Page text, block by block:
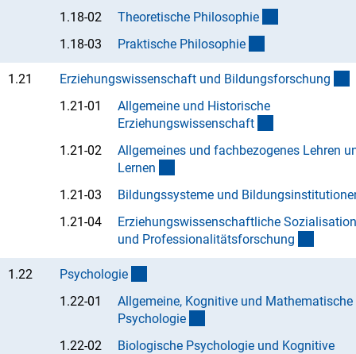
1.18-02
Theoretische Philosophie
1.18-03
Praktische Philosophie
1.21 Erziehungswissenschaft und Bildungsforschung
1.21-01
Allgemeine und Historische
Erziehungswissenschaft
1.21-02
Allgemeines und fachbezogenes Lehren
Lernen
1.21-03
Bildungssysteme und Bildungsinstitutione
1.21-04
Erziehungswissenschaftliche
und Professionalitätsforschung
1.22 Psychologie
1.22-01
Allgemeine, Kognitive und Mathematische
Psychologie
1.22-02
Biologische Psychologie und Kognitive